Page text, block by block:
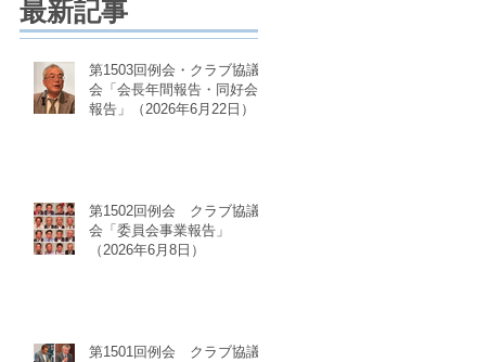
最新記事
第1503回例会・クラブ協議
会「会長年間報告・同好会
報告」（2026年6月22日）
第1502回例会 クラブ協議
会「委員会事業報告」
（2026年6月8日）
第1501回例会 クラブ協議